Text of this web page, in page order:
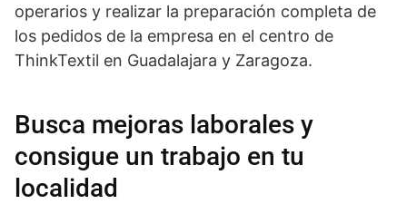
operarios y realizar la preparación completa de
los pedidos de la empresa en el centro de
ThinkTextil en Guadalajara y Zaragoza.
Busca mejoras laborales y
consigue un trabajo en tu
localidad